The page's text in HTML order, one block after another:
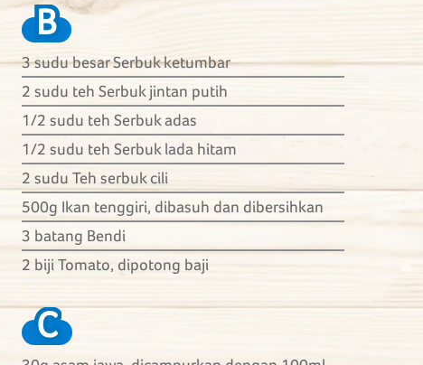
B
3 sudu besar Serbuk ketumbar
2 sudu teh Serbuk jintan putih
1/2 sudu teh Serbuk adas
1/2 sudu teh Serbuk lada hitam
2 sudu Teh serbuk cili
500g Ikan tenggiri, dibasuh dan dibersihkan
3 batang Bendi
2 biji Tomato, dipotong baji
C